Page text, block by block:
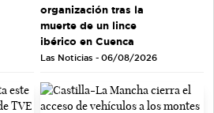
organización tras la
muerte de un lince
ibérico en Cuenca
Las Noticias - 06/08/2026